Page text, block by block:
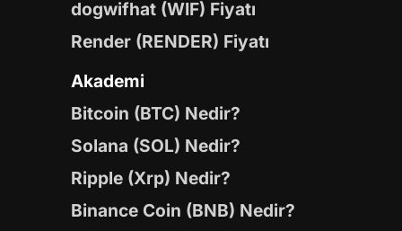
dogwifhat (WIF) Fiyatı
Render (RENDER) Fiyatı
Akademi
Bitcoin (BTC) Nedir?
Solana (SOL) Nedir?
Ripple (Xrp) Nedir?
Binance Coin (BNB) Nedir?